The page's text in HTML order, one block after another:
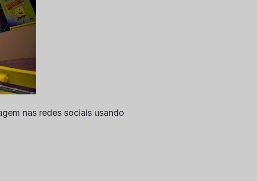
nas redes sociais usando